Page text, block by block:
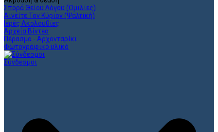
Σπορά Θείου Λόγου (Ομιλίες)
Αινείτε Τον Κύριον (Ψαλτική)
Ιερές Ακολουθίες
Αρχεία Βίντεο
Πέρασμα - Αρχονταρίκι
Φωτογραφικό υλικό
Σύνδεσμοι